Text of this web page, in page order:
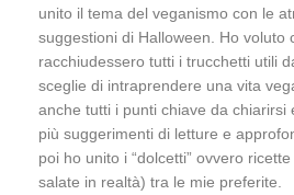
unito il tema del veganismo con le
suggestioni di Halloween. Ho voluto
racchiudessero tutti i trucchetti utili
sceglie di intraprendere una vita
anche tutti i punti chiave da chiarirsi
più suggerimenti di letture e
poi ho unito i “dolcetti” ovvero
salate in realtà) tra le mie preferite.